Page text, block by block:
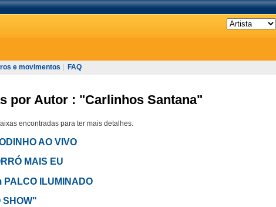
e movimentos FAQ
por Autor : "Carlinhos Santana"
encontradas para ter mais detalhes.
AO VIVO
MAIS EU
ILUMINADO
SHOW"